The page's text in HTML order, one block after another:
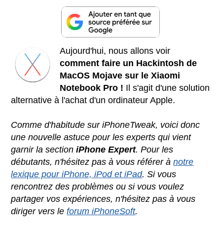
Aujourd'hui, nous allons voir
comment faire un Hackintosh de
MacOS Mojave sur le Xiaomi
Notebook Pro ! Il s'agit d'une solution
alternative à l'achat d'un ordinateur Apple.
Comme d'habitude sur iPhoneTweak, voici donc
une nouvelle astuce pour les experts qui vient
garnir la sectioniPhone Expert. Pour les
débutants, n'hésitez pas à vous référer ànotre
lexique pour iPhone, iPod et iPad. Si vous
rencontrez des problèmes ou si vous voulez
partager vos expériences, n'hésitez pas à vous
diriger vers leforum iPhoneSoft.